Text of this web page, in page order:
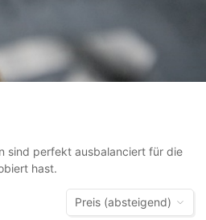
sind perfekt ausbalanciert für die
hast.
Preis (absteigend)